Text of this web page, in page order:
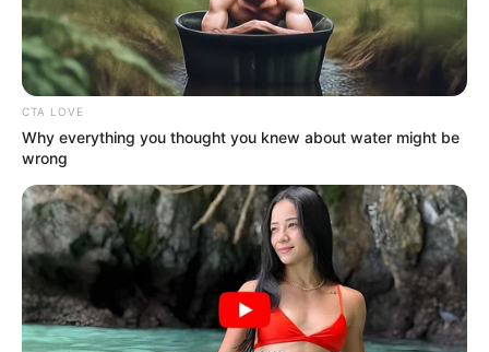
CTA LOVE
Why everything you thought you knew about water might be
wrong